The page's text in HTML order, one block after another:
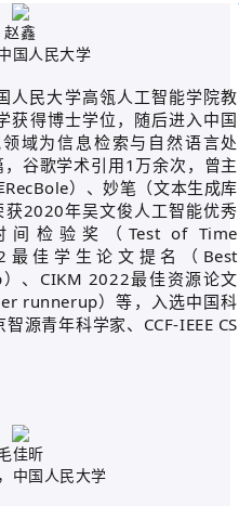
赵鑫
国人民大学
人民大学高瓴人工智能学院教
获得博士学位，随后进入中国
域为信息检索与自然语言处
谷歌学术引用1万余次，曾主
）、妙笔（文本生成库
2020年吴文俊人工智能优秀
间检验奖（Test of Time
最佳学生论文提名（Best
、CIKM 2022最佳资源论文
runnerup）等，入选中国科
源青年科学家、CCF-IEEE CS
佳昕
中国人民大学